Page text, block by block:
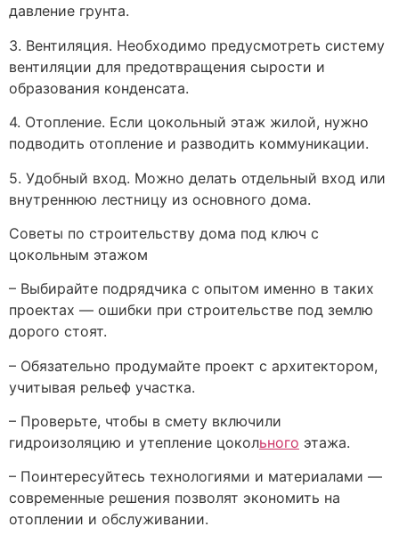
давление грунта.
3. Вентиляция. Необходимо предусмотреть систему
вентиляции для предотвращения сырости и
образования конденсата.
4. Отопление. Если цокольный этаж жилой, нужно
подводить отопление и разводить коммуникации.
5. Удобный вход. Можно делать отдельный вход или
внутреннюю лестницу из основного дома.
Советы по строительству дома под ключ с
цокольным этажом
– Выбирайте подрядчика с опытом именно в таких
проектах — ошибки при строительстве под землю
дорого стоят.
– Обязательно продумайте проект с архитектором,
учитывая рельеф участка.
– Проверьте, чтобы в смету включили
гидроизоляцию и утепление цокольного этажа.
– Поинтересуйтесь технологиями и материалами —
современные решения позволят экономить на
отоплении и обслуживании.